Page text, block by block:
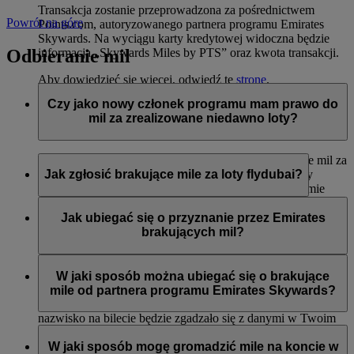
Transakcja zostanie przeprowadzona za pośrednictwem
Points.com, autoryzowanego partnera programu Emirates
Skywards. Na wyciągu karty kredytowej widoczna będzie
informacja „Skywards Miles by PTS” oraz kwota transakcji.
Aby dowiedzieć się więcej, odwiedź tę stronę.
Powrót na górę
Odbieranie mil
Czy jako nowy członek programu mam prawo do
mil za zrealizowane niedawno loty?
Tak, nowi członkowie mogą wnioskować o przyznanie mil za
loty liniami Emirates, flydubai oraz Qantas, które miały
miejsce do dwóch miesięcy przed rejestracją w programie
Emirates Skywards.
Jednak każda inna transakcja, np. loty z innymi liniami
zrealizowane przed rejestracją nie będą uprawniać do
przyznania lub pomnożenia mil.
Jak zgłosić brakujące mile za loty flydubai?
wniosek na stronie flydubai.com.
Jak ubiegać się o przyznanie przez Emirates
brakujących mil?
wniosek online. Mile można uzyskać tylko za kwalifikujące
się loty odbyte w ciągu sześciu miesięcy od daty podróży. Od
nazwisko na bilecie będzie zgadzało się z danymi w Twoim
W jaki sposób można ubiegać się o brakujące
mile od partnera programu Emirates Skywards?
zostało zasilone w ciągu trzech tygodni od daty transakcji.
W jaki sposób mogę gromadzić mile na koncie w